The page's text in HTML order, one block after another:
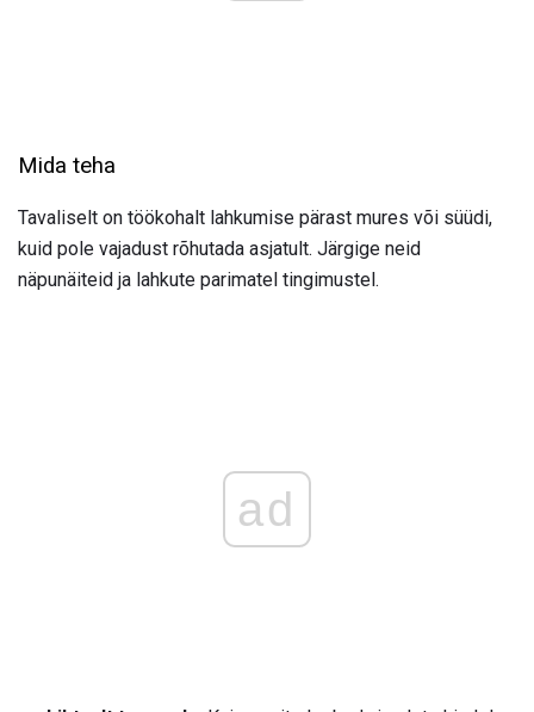
Mida teha
Tavaliselt on töökohalt lahkumise pärast mures või süüdi,
kuid pole vajadust rõhutada asjatult. Järgige neid
näpunäiteid ja lahkute parimatel tingimustel.
ad